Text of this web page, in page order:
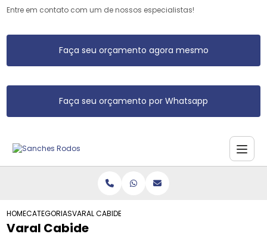
Entre em contato com um de nossos especialistas!
Faça seu orçamento agora mesmo
Faça seu orçamento por Whatsapp
HOMECATEGORIASVARAL CABIDE
Varal Cabide